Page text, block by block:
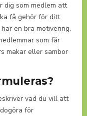
dig som medlem att
få gehör för ditt
en bra motivering.
som får
makar eller sambor
vad du vill att
för